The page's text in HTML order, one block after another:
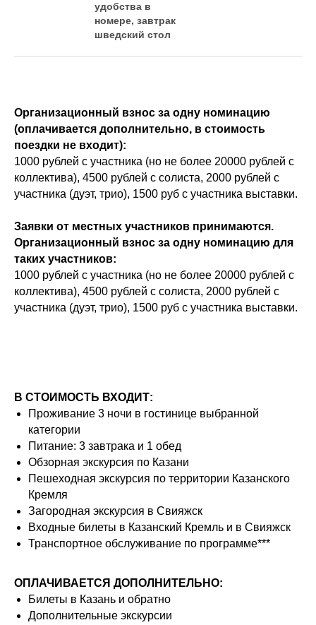
удобства в
номере, завтрак
шведский стол
Организационный взнос за одну номинацию
(оплачивается дополнительно, в стоимость
поездки не входит):
1000 рублей с участника (но не более 20000 рублей с
коллектива), 4500 рублей с солиста, 2000 рублей с
участника (дуэт, трио), 1500 руб с участника выставки.
Заявки от местных участников принимаются.
Организационный взнос за одну номинацию для
таких участников:
1000 рублей с участника (но не более 20000 рублей с
коллектива), 4500 рублей с солиста, 2000 рублей с
участника (дуэт, трио), 1500 руб с участника выставки.
В СТОИМОСТЬ ВХОДИТ:
Проживание 3 ночи в гостинице выбранной
категории
Питание: 3 завтрака и 1 обед
Обзорная экскурсия по Казани
Пешеходная экскурсия по территории Казанского
Кремля
Загородная экскурсия в Свияжск
Входные билеты в Казанский Кремль и в Свияжск
Транспортное обслуживание по программе***
ОПЛАЧИВАЕТСЯ ДОПОЛНИТЕЛЬНО:
Билеты в Казань и обратно
Дополнительные экскурсии